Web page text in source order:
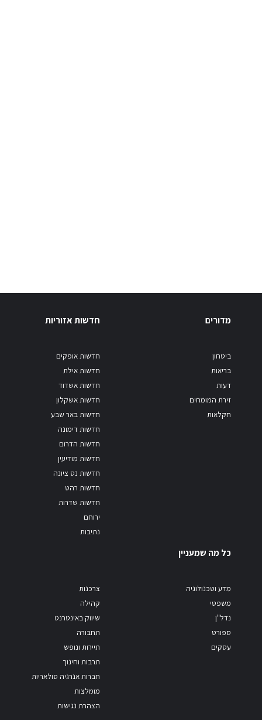
מדורים
ביטחון
בריאות
דעות
זירת המומחים
חקלאות
חדשות אזוריות
חדשות אופקים
חדשות אילת
חדשות אשדוד
חדשות אשקלון
חדשות באר שבע
חדשות דימונה
חדשות הדרום
חדשות מודיעין
חדשות נס ציונה
חדשות רהט
חדשות שדרות
ירוחם
נתיבות
כל מה שמעניין
מדע וטכנולוגיה
משפטי
נדל"ן
ספורט
עסקים
צרכנות
קהילה
שיווק באינטרנט
תחבורה
תיירות ונופש
תרבות וחינוך
חברות אנרגיה סולאריות
מומלצות
הצהרת נגישות